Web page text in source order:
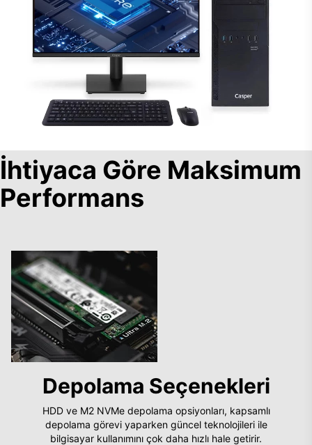
İhtiyaca Göre Maksimum
Performans
Depolama Seçenekleri
HDD ve M2 NVMe depolama opsiyonları, kapsamlı
depolama görevi yaparken güncel teknolojileri ile
bilgisayar kullanımını çok daha hızlı hale getirir.